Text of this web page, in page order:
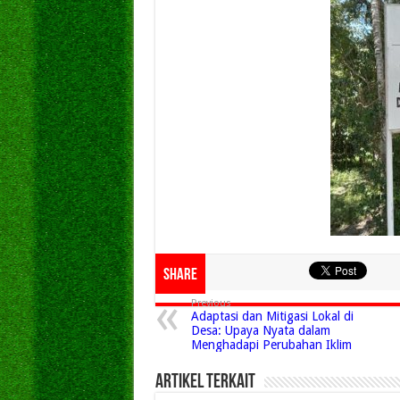
Share
Previous
Adaptasi dan Mitigasi Lokal di
Desa: Upaya Nyata dalam
Menghadapi Perubahan Iklim
Artikel Terkait